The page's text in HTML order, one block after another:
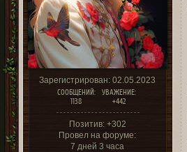
Зарегистрирован: 02.05.2023
СООБЩЕНИЙ:
1138
УВАЖЕНИЕ:
+442
Позитив: +302
Провел на форуме:
7 дней 3 часа